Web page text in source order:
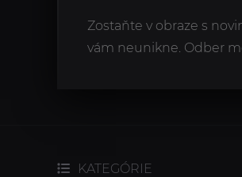
Zostaňte v obraze s
vám neunikne. Odber
KATEGÓRIE